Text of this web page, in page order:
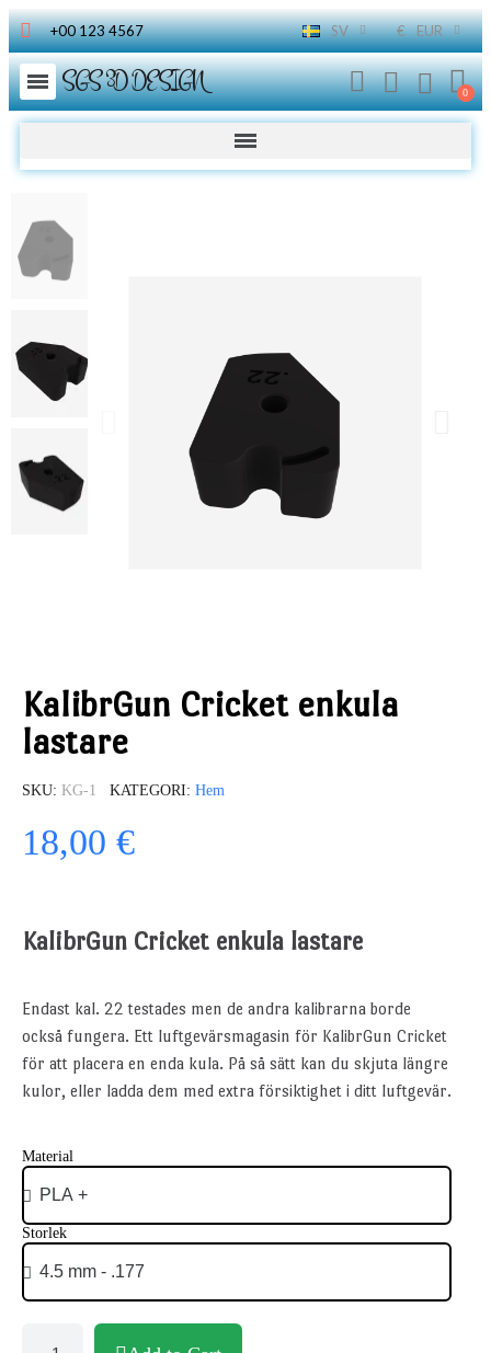
+00 123 4567 SV € EUR
SGS 3D DESIGN
KalibrGun Cricket enkula
lastare
SKU KG-1 KATEGORI Hem
18,00 €
KalibrGun Cricket enkula lastare
Endast kal. 22 testades men de andra kalibrarna borde
också fungera. Ett luftgevärsmagasin för KalibrGun Cricket
för att placera en enda kula. På så sätt kan du skjuta längre
kulor, eller ladda dem med extra försiktighet i ditt luftgevär.
Material
Storlek